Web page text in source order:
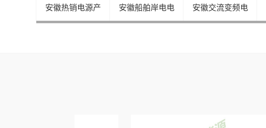
安徽热销电源产 安徽船舶岸电电 安徽交流变频电